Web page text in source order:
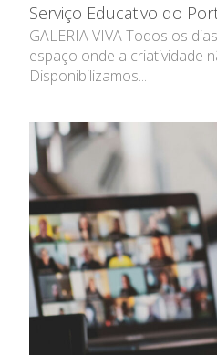
Serviço Educativo do
GALERIA VIVA Todos os
espaço onde a criatividade
Disponibilizamos...